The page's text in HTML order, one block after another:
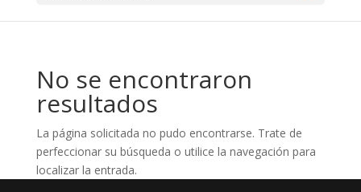
No se encontraron
resultados
La página solicitada no pudo encontrarse. Trate de
perfeccionar su búsqueda o utilice la navegación para
localizar la entrada.